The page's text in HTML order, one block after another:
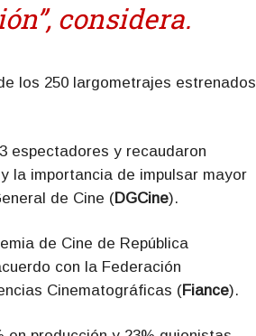
considera.
los 250 largometrajes estrenados
espectadores y recaudaron
la importancia de impulsar mayor
de Cine (DGCine).
de Cine de República
con la Federación
Cinematográficas (Fiance).